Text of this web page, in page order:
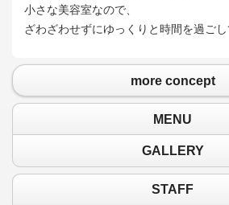
小さな美容室なので、
ざわざわせずにゆっくりと時間を過ごし
more concept
MENU
GALLERY
STAFF